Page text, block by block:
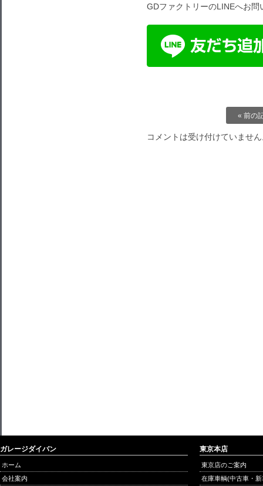
GDファクトリーのLINEへお問
« 前の
コメントは受け付けていませ
ガレージダイバン
ホーム
会社案内
東京本店
東京店のご案内
在庫車輌(中古車・